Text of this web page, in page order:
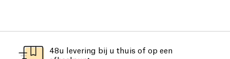
48u levering bij u thuis of op een